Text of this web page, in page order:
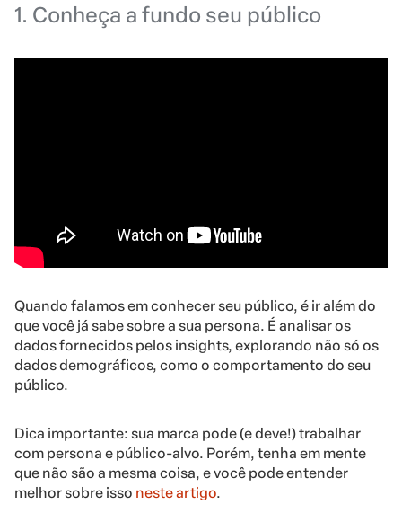
1. Conheça a fundo seu público
Quando falamos em conhecer seu público, é ir além do
que você já sabe sobre a sua persona. É analisar os
dados fornecidos pelos insights, explorando não só os
dados demográficos, como o comportamento do seu
público.
Dica importante: sua marca pode (e deve!) trabalhar
com persona e público-alvo. Porém, tenha em mente
que não são a mesma coisa, e você pode entender
melhor sobre isso neste artigo.